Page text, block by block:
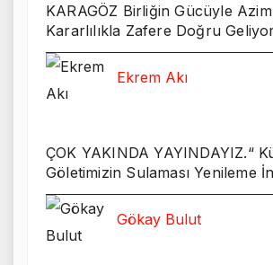
KARAGÖZ Birliğin Gücüyle
Kararlılıkla Zafere Doğru
Ekrem Akı
ÇOK YAKINDA YAYINDAYIZ.“
Göletimizin Sulaması Yenileme
Gökay Bulut